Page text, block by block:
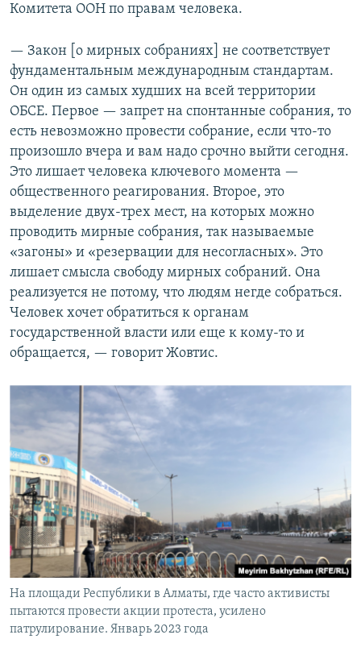
Комитета ООН по правам человека.
— Закон [о мирных собраниях] не соответствует
фундаментальным международным стандартам.
Он один из самых худших на всей территории
ОБСЕ. Первое — запрет на спонтанные собрания, то
есть невозможно провести собрание, если что-то
произошло вчера и вам надо срочно выйти сегодня.
Это лишает человека ключевого момента —
общественного реагирования. Второе, это
выделение двух-трех мест, на которых можно
проводить мирные собрания, так называемые
«загоны» и «резервации для несогласных». Это
лишает смысла свободу мирных собраний. Она
реализуется не потому, что людям негде собраться.
Человек хочет обратиться к органам
государственной власти или еще к кому-то и
обращается, — говорит Жовтис.
На площади Республики в Алматы, где часто активисты
пытаются провести акции протеста, усилено
патрулирование. Январь 2023 года